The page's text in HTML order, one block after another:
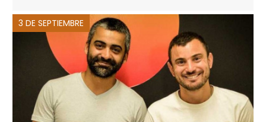
3 DE SEPTIEMBRE